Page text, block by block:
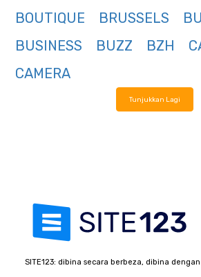
BOUTIQUE
BRUSSELS
BUSINESS
BUZZ BZH
CAMERA
Tunjukkan Lagi
SITE123: dibina secara berbeza, dibina